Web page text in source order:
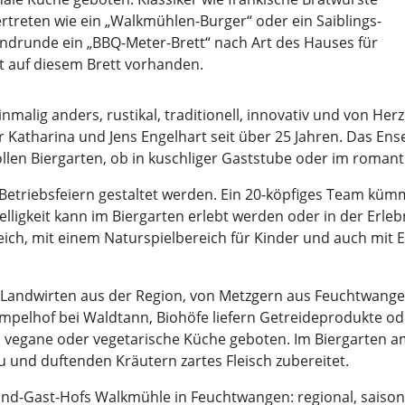
wie ein „Walkmühlen-Burger“ oder ein Saiblings-
ein „BBQ-Meter-Brett“ nach Art des Hauses für
auf diesem Brett vorhanden.
anders, rustikal, traditionell, innovativ und von
und Jens Engelhart seit über 25 Jahren. Das
Biergarten, ob in kuschliger Gaststube oder im
gestaltet werden. Ein 20-köpfiges Team
kann im Biergarten erlebt werden oder in der
mit einem Naturspielbereich für Kinder und auch mit
aus der Region, von Metzgern aus
bei Waldtann, Biohöfe liefern Getreideprodukte
oder vegetarische Küche geboten. Im Biergarten
und duftenden Kräutern zartes Fleisch zubereitet.
Gast-Hofs Walkmühle in Feuchtwangen: regional,